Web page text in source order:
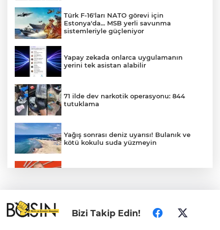
Türk F-16'ları NATO görevi için
Estonya'da... MSB yerli savunma
sistemleriyle güçleniyor
Yapay zekada onlarca uygulamanın
yerini tek asistan alabilir
71 ilde dev narkotik operasyonu: 844
tutuklama
Yağış sonrası deniz uyarısı! Bulanık ve
kötü kokulu suda yüzmeyin
Türkiye ile Vietnam arasında 'hava'da
yeni dönem... Sefer kapasitesi artırıldı
Bizi Takip Edin!